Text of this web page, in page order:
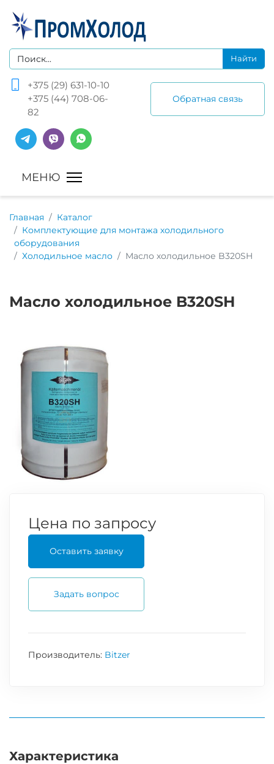
+375 (29) 631-10-10
+375 (44) 708-06-
82
Обратная связь
Главная
Каталог
Комплектующие для монтажа холодильного
оборудования
Холодильное масло
Масло холодильное B320SH
Масло холодильное B320SH
Цена по запросу
Оставить заявку
Задать вопрос
Производитель: Bitzer
Характеристика